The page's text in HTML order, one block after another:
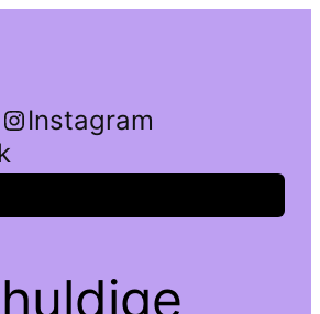
Instagram